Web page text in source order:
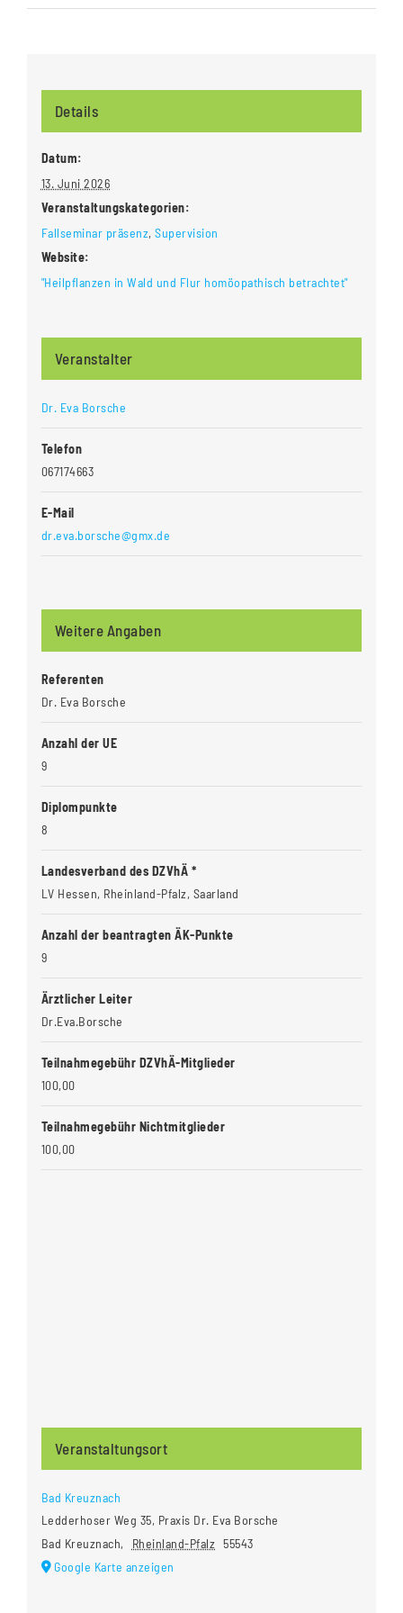
Details
Datum:
13. Juni 2026
Veranstaltungskategorien:
Fallseminar präsenz,Supervision
Website:
"Heilpflanzen in Wald und Flur homöopathisch betrachtet"
Veranstalter
Dr. Eva Borsche
Telefon
067174663
E-Mail
dr.eva.borsche@gmx.de
Weitere Angaben
Referenten
Dr. Eva Borsche
Anzahl der UE
9
Diplompunkte
8
Landesverband des DZVhÄ *
LV Hessen, Rheinland-Pfalz, Saarland
Anzahl der beantragten ÄK-Punkte
9
Ärztlicher Leiter
Dr.Eva.Borsche
Teilnahmegebühr DZVhÄ-Mitglieder
100,00
Teilnahmegebühr Nichtmitglieder
100,00
Veranstaltungsort
Bad Kreuznach
Ledderhoser Weg 35, Praxis Dr. Eva Borsche
Bad Kreuznach, Rheinland-Pfalz 55543
Google Karte anzeigen